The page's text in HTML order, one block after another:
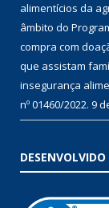
alimentícios da
âmbito do
compra com
que assistam
insegurança
nº 01460/2022. 9